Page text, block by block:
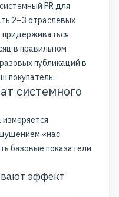
PR для
2–3 отраслевых
в правильном
публикаций в
покупатель.
системного
измеряется
«нас
базовые показатели
эффект